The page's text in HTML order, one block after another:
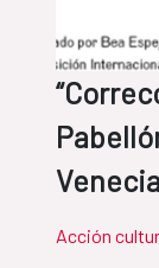
Venecia
Acción